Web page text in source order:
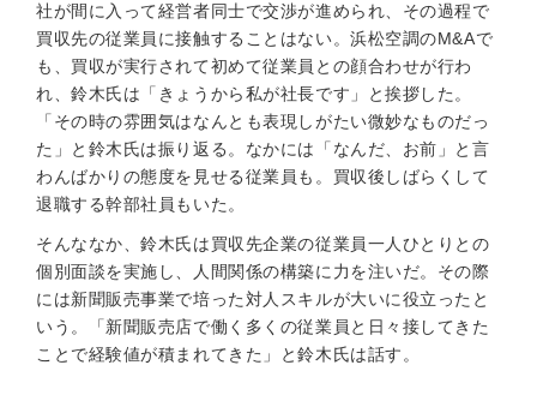
社が間に入って経営者同士で交渉が進められ、その過程で
買収先の従業員に接触することはない。浜松空調のM&Aで
も、買収が実行されて初めて従業員との顔合わせが行わ
れ、鈴木氏は「きょうから私が社長です」と挨拶した。
「その時の雰囲気はなんとも表現しがたい微妙なものだっ
た」と鈴木氏は振り返る。なかには「なんだ、お前」と言
わんばかりの態度を見せる従業員も。買収後しばらくして
退職する幹部社員もいた。
そんななか、鈴木氏は買収先企業の従業員一人ひとりとの
個別面談を実施し、人間関係の構築に力を注いだ。その際
には新聞販売事業で培った対人スキルが大いに役立ったと
いう。「新聞販売店で働く多くの従業員と日々接してきた
ことで経験値が積まれてきた」と鈴木氏は話す。